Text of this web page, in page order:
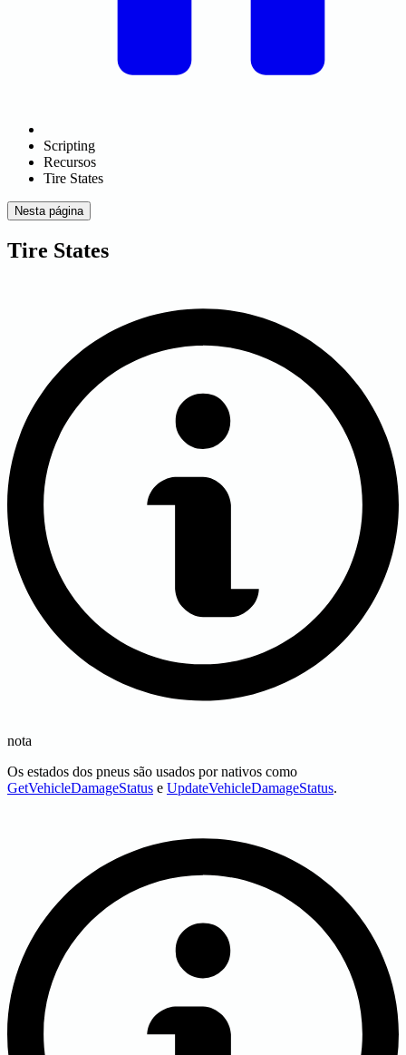
Scripting
Recursos
Tire States
Nesta página
Tire States
nota
Os estados dos pneus são usados por nativos como
GetVehicleDamageStatus e UpdateVehicleDamageStatus.